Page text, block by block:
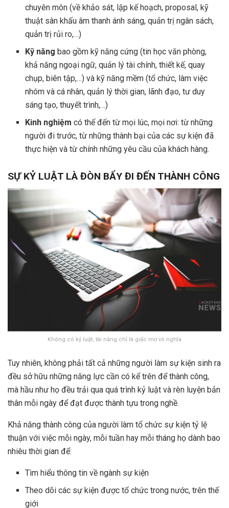
chuyên môn (về khảo sát, lập kế hoạch, proposal, kỹ
thuật sân khấu âm thanh ánh sáng, quản trị ngân sách,
quản trị rủi ro,…)
Kỹ năng bao gồm kỹ năng cứng (tin học văn phòng,
khả năng ngoại ngữ, quản lý tài chính, thiết kế, quay
chụp, biên tập,…) và kỹ năng mềm (tổ chức, làm việc
nhóm và cá nhân, quản lý thời gian, lãnh đạo, tư duy
sáng tạo, thuyết trình,…)
Kinh nghiệm có thể đến từ mọi lúc, mọi nơi: từ những
người đi trước, từ những thành bại của các sự kiện đã
thực hiện và từ chính những yêu cầu của khách hàng.
SỰ KỶ LUẬT LÀ ĐÒN BẨY ĐI ĐẾN THÀNH CÔNG
Không có kỷ luật, tài năng chỉ là giấc mơ vô nghĩa
Tuy nhiên, không phải tất cả những người làm sự kiện sinh ra
đều sở hữu những năng lực cần có kể trên để thành công,
mà hầu như họ đều trải qua quá trình kỷ luật và rèn luyện bản
thân mỗi ngày để đạt được thành tựu trong nghề.
Khả năng thành công của người làm tổ chức sự kiện tỷ lệ
thuận với việc mỗi ngày, mỗi tuần hay mỗi tháng họ dành bao
nhiêu thời gian để:
Tìm hiểu thông tin về ngành sự kiện
Theo dõi các sự kiện được tổ chức trong nước, trên thế
giới